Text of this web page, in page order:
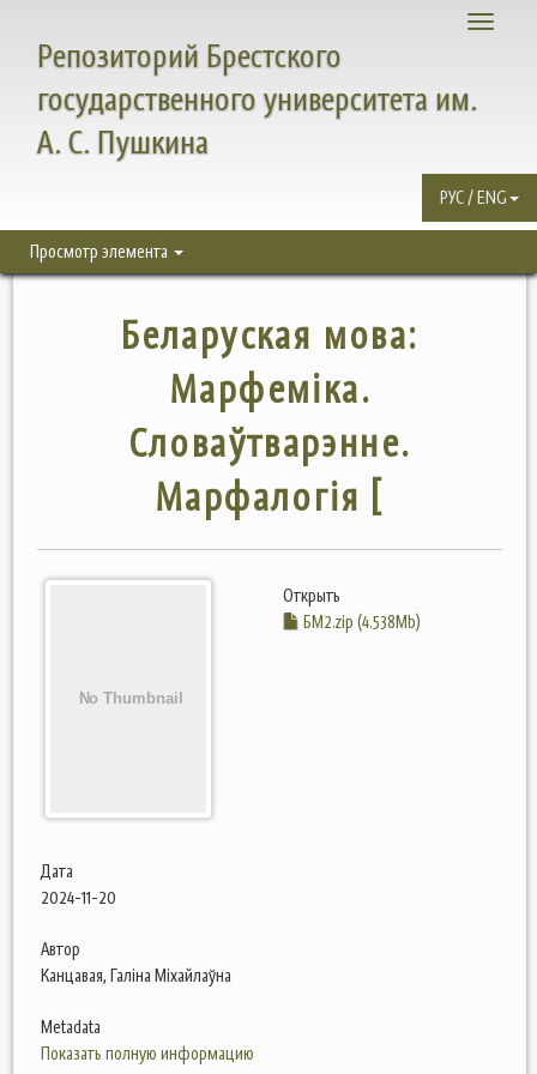
Toggle
Репозиторий Брестского
государственного университета им.
А. С. Пушкина
РУС / ENG
Просмотр элемента
Беларуская мова:
Марфемiка.
Словаўтварэнне.
Марфалогiя [
Открыть
БМ2.zip (4.538Mb)
Дата
2024-11-20
Автор
Канцавая, Галiна Мiхайлаўна
Metadata
Показать полную информацию